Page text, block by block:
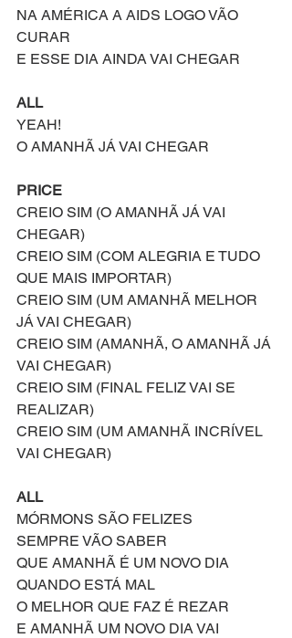
NA AMÉRICA A AIDS LOGO VÃO
CURAR
E ESSE DIA AINDA VAI CHEGAR
ALL
YEAH!
O AMANHÃ JÁ VAI CHEGAR
PRICE
CREIO SIM (O AMANHÃ JÁ VAI
CHEGAR)
CREIO SIM (COM ALEGRIA E TUDO
QUE MAIS IMPORTAR)
CREIO SIM (UM AMANHÃ MELHOR
JÁ VAI CHEGAR)
CREIO SIM (AMANHÃ, O AMANHÃ JÁ
VAI CHEGAR)
CREIO SIM (FINAL FELIZ VAI SE
REALIZAR)
CREIO SIM (UM AMANHÃ INCRÍVEL
VAI CHEGAR)
ALL
MÓRMONS SÃO FELIZES
SEMPRE VÃO SABER
QUE AMANHÃ É UM NOVO DIA
QUANDO ESTÁ MAL
O MELHOR QUE FAZ É REZAR
E AMANHÃ UM NOVO DIA VAI